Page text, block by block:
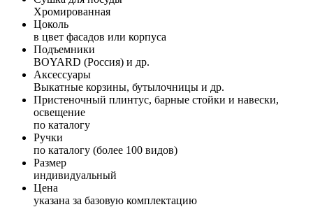
Хромированная
Цоколь
в цвет фасадов или корпуса
Подъемники
BOYARD (Россия) и др.
Аксессуары
Выкатные корзины, бутылочницы и др.
Пристеночный плинтус, барные стойки и навески,
освещение
по каталогу
Ручки
по каталогу (более 100 видов)
Размер
индивидуальный
Цена
указана за базовую комплектацию